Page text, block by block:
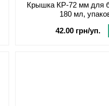
Крышка КР-72 мм для
180 мл,
42.00 грн/уп.